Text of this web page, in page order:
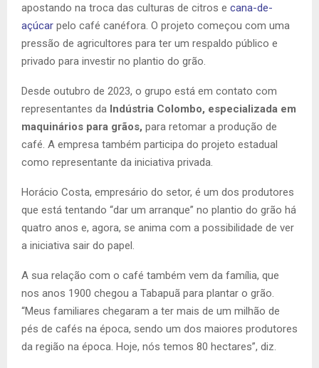
apostando na troca das culturas de citros e cana-de-
açúcar pelo café canéfora. O projeto começou com uma
pressão de agricultores para ter um respaldo público e
privado para investir no plantio do grão.
Desde outubro de 2023, o grupo está em contato com
representantes da Indústria Colombo, especializada em
maquinários para grãos, para retomar a produção de
café. A empresa também participa do projeto estadual
como representante da iniciativa privada.
Horácio Costa, empresário do setor, é um dos produtores
que está tentando “dar um arranque” no plantio do grão há
quatro anos e, agora, se anima com a possibilidade de ver
a iniciativa sair do papel.
A sua relação com o café também vem da família, que
nos anos 1900 chegou a Tabapuã para plantar o grão.
“Meus familiares chegaram a ter mais de um milhão de
pés de cafés na época, sendo um dos maiores produtores
da região na época. Hoje, nós temos 80 hectares”, diz.